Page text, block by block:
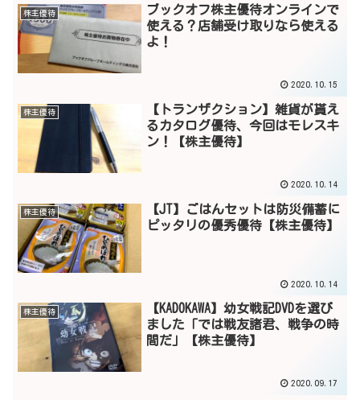
株主優待
ブックオフ株主優待オンラインで
使える？店舗受け取りなら使える
よ！
2020.10.15
株主優待
【トランザクション】雑貨が貰え
るカタログ優待、今回はモレスキ
ン！【株主優待】
2020.10.14
株主優待
【JT】ごはんセットは防災備蓄に
ピッタリの優秀優待【株主優待】
2020.10.14
株主優待
【KADOKAWA】幼女戦記DVDを選び
ました「では戦友諸君、戦争の時
間だ」【株主優待】
2020.09.17